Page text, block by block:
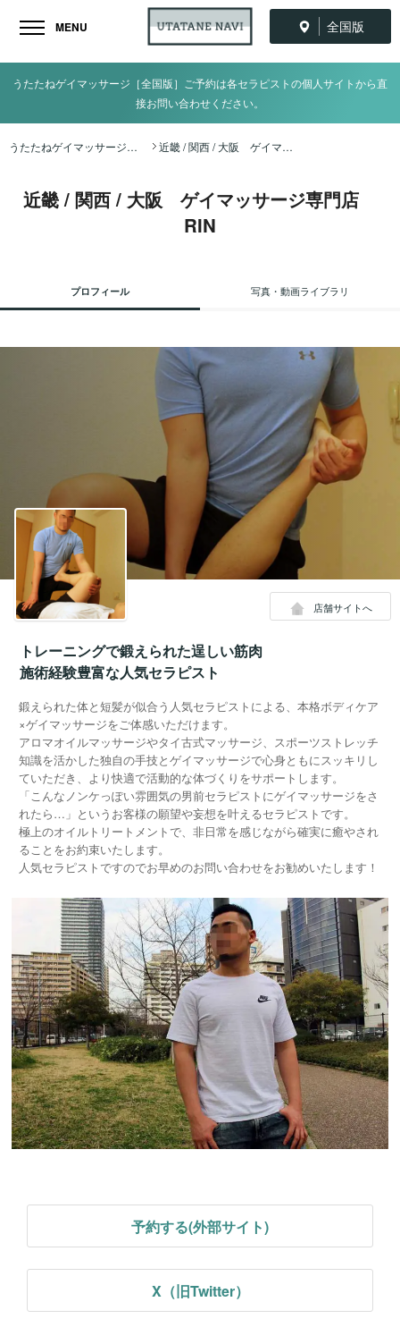
全国版
MENU
うたたねゲイマッサージ［全国版］ご予約は各セラピストの個人サイトから直
接お問い合わせください。
うたたねゲイマッサージ全国ナビ TOP 近畿 / 関西 / 大阪 ゲイマッサージ専門店 RIN
近畿 / 関西 / 大阪 ゲイマッサージ専門店
RIN
プロフィール 写真・動画ライブラリ
店舗サイトへ
トレーニングで鍛えられた逞しい筋肉
施術経験豊富な人気セラピスト
鍛えられた体と短髪が似合う人気セラピストによる、本格ボディケア
×ゲイマッサージをご体感いただけます。
アロマオイルマッサージやタイ古式マッサージ、スポーツストレッチ
知識を活かした独自の手技とゲイマッサージで心身ともにスッキリし
ていただき、より快適で活動的な体づくりをサポートします。
「こんなノンケっぽい雰囲気の男前セラピストにゲイマッサージをさ
れたら…」というお客様の願望や妄想を叶えるセラピストです。
極上のオイルトリートメントで、非日常を感じながら確実に癒やされ
ることをお約束いたします。
人気セラピストですのでお早めのお問い合わせをお勧めいたします！
予約する(外部サイト)
X（旧Twitter）